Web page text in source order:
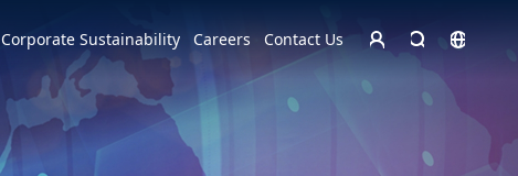
Corporate Sustainability Careers Contact Us
English
Europe
Czech Republic